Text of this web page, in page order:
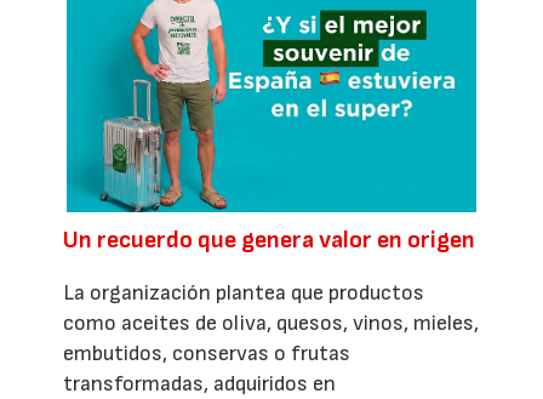
Un recuerdo que genera valor en origen
La organización plantea que productos
como aceites de oliva, quesos, vinos, mieles,
embutidos, conservas o frutas
transformadas, adquiridos en